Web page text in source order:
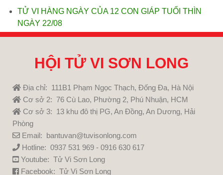
TỬ VI HÀNG NGÀY CỦA 12 CON GIÁP TUỔI THÌN
NGÀY 22/08
HỘI TỬ VI SƠN LONG
Địa chỉ: 111B1 Phạm Ngọc Thạch, Đống Đa, Hà Nội
Cơ sở 2: 76 Cù Lao, Phường 2, Phú Nhuận, HCM
Cơ sở 3: 13 khu đô thị PG, An Đồng, An Dương, Hải
Phòng
Email: bantuvan@tuvisonlong.com
Hotline: 0937 531 969 - 0916 630 617
Youtube: Tử Vi Sơn Long
Facebook: Tử Vi Sơn Long